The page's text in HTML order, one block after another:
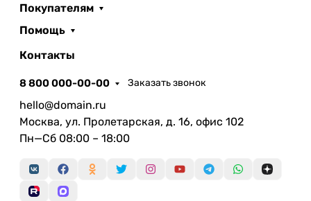
Покупателям
Помощь
Контакты
8 800 000-00-00 Заказать звонок
hello@domain.ru
Москва, ул. Пролетарская, д. 16, офис 102
Пн—Сб 08:00 – 18:00